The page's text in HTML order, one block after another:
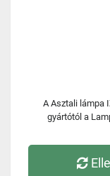
A Asztali lámpa
gyártótól a